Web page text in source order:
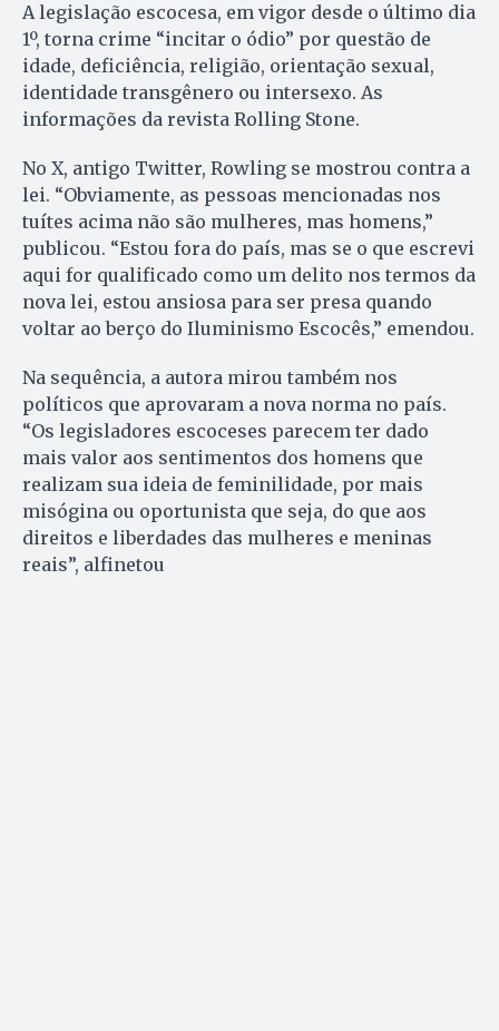
A legislação escocesa, em vigor desde o último dia
1º, torna crime “incitar o ódio” por questão de
idade, deficiência, religião, orientação sexual,
identidade transgênero ou intersexo. As
informações da revista Rolling Stone.
No X, antigo Twitter, Rowling se mostrou contra a
lei. “Obviamente, as pessoas mencionadas nos
tuítes acima não são mulheres, mas homens,”
publicou. “Estou fora do país, mas se o que escrevi
aqui for qualificado como um delito nos termos da
nova lei, estou ansiosa para ser presa quando
voltar ao berço do Iluminismo Escocês,” emendou.
Na sequência, a autora mirou também nos
políticos que aprovaram a nova norma no país.
“Os legisladores escoceses parecem ter dado
mais valor aos sentimentos dos homens que
realizam sua ideia de feminilidade, por mais
misógina ou oportunista que seja, do que aos
direitos e liberdades das mulheres e meninas
reais”, alfinetou